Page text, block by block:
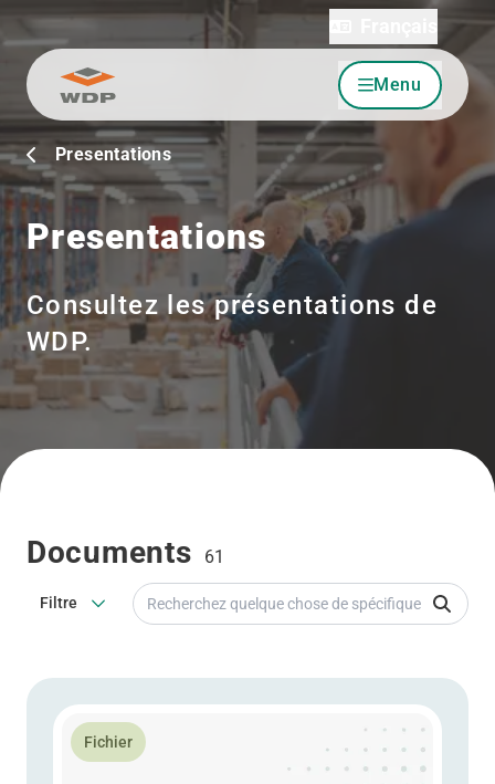
Allez au contenu Menu
Presentations
Presentations
Consultez les présentations de
WDP.
Documents 61
Filtre Recherchez quelque chose de spécifique
Fichier
En savoir plus Rapport semestriel 2026 -